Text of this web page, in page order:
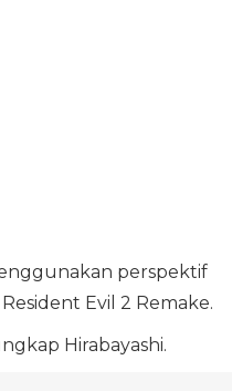
perspektif
Evil 2 Remake.
Hirabayashi.